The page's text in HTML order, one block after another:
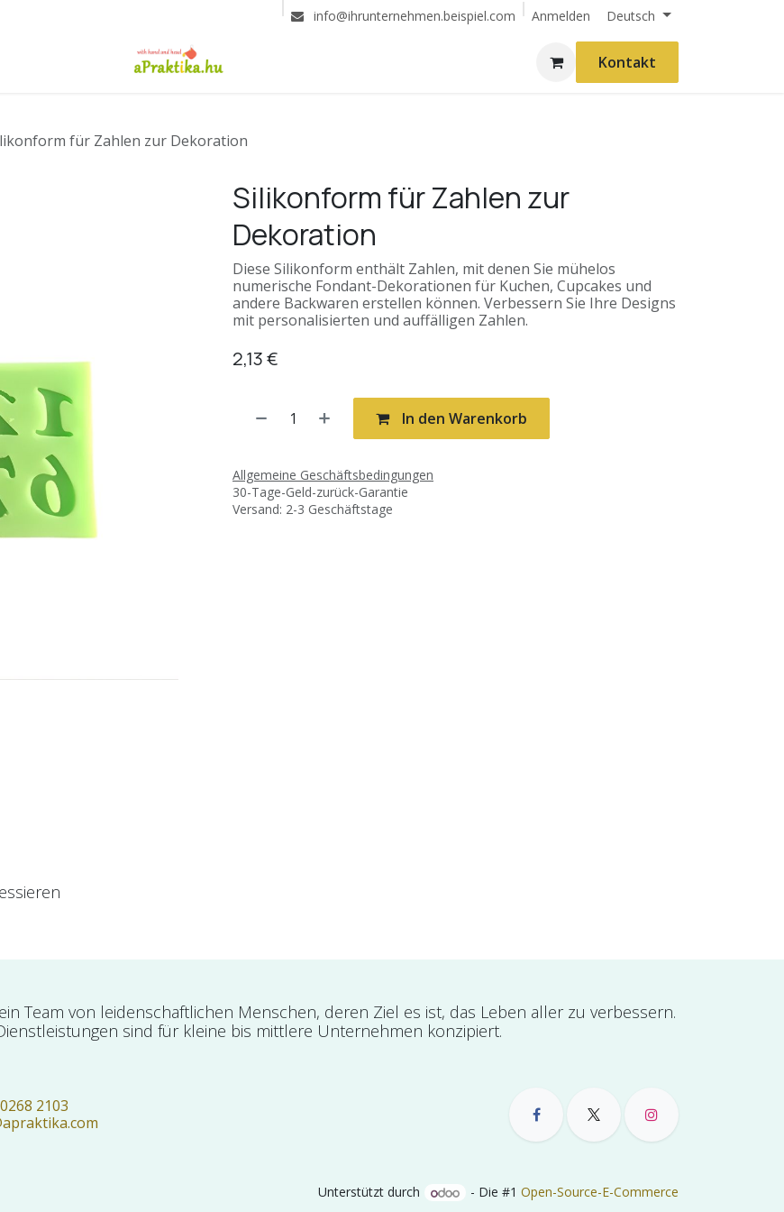
info@ihrunternehmen.beispiel.com Anmelden Deutsch
Kontakt
für Zahlen zur Dekoration
Silikonform für Zahlen zur
Dekoration
Diese Silikonform enthält Zahlen, mit denen Sie mühelos
numerische Fondant-Dekorationen für Kuchen, Cupcakes und
andere Backwaren erstellen können. Verbessern Sie Ihre Designs
mit personalisierten und auffälligen Zahlen.
2,13€
In den Warenkorb
Allgemeine Geschäftsbedingungen
30-Tage-Geld-zurück-Garantie
Versand: 2-3 Geschäftstage
Team von leidenschaftlichen Menschen, deren Ziel es ist, das Leben aller zu verbessern.
sind für kleine bis mittlere Unternehmen konzipiert.
2103
Unterstützt durch - Die #1 Open-Source-E-Commerce